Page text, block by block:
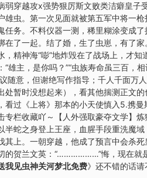
弱穿越攻x强势狠厉斯文败类洁癖皇
雄虫。第一次见面就被第五军中将一
任务。不料仪器一测，稀里糊涂变成
在了一起。结了婚，生了虫崽，有了
，精神海“嘭”地炸毁在了战场上，才
“雄主，是你吗？”“虫族寿命虽三百
随意，但谢绝写作指导；千人千面万
处暂时没想起来），看其他揣测正文
看过《上将》那本的小天使慎入5.携
专栏收藏吖～【人外强取豪夺文学】
半蛇之身登上王座，血腥手段重洗魔
其上。一朝穿越，他成了预言中会杀
的贺兰文英：“………………”悔，现在就
我见虫神关河梦北免费》还不错的话